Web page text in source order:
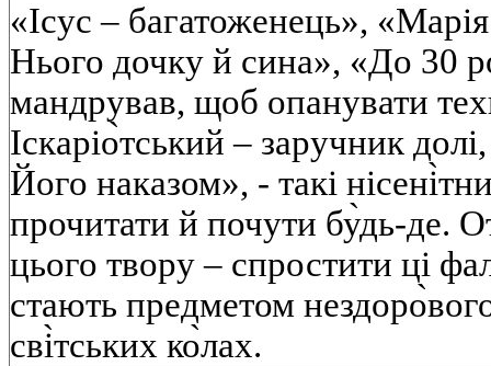
«Ісус – багатоженець»,
Нього дочку й сина», «До 30
мандрував, щоб опанувати
Іскаріо̀тський – заручник
Його наказом», - такі
прочитати й почути бу̀дь-де.
цього твору – спростити ці
стають предметом
сві̀тських ко̀лах.